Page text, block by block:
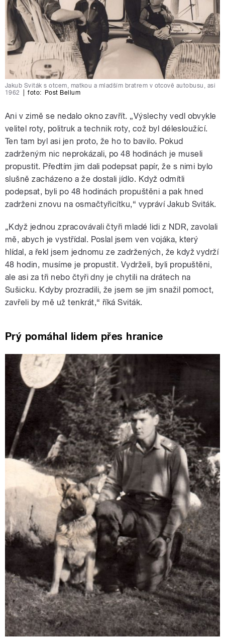
Jakub Sviták s otcem, matkou a mladším bratrem v otcově autobusu, asi
1962
foto: Post Bellum
Ani v zimě se nedalo okno zavřít. „Výslechy vedl obvykle
velitel roty, politruk a technik roty, což byl délesloužící.
Ten tam byl asi jen proto, že ho to bavilo. Pokud
zadrženým nic neprokázali, po 48 hodinách je museli
propustit. Předtím jim dali podepsat papír, že s nimi bylo
slušně zacházeno a že dostali jídlo. Když odmítli
podepsat, byli po 48 hodinách propuštěni a pak hned
zadrženi znovu na osmačtyřicítku,“ vypráví Jakub Sviták.
„Když jednou zpracovávali čtyři mladé lidi z NDR, zavolali
mě, abych je vystřídal. Poslal jsem ven vojáka, který
hlídal, a řekl jsem jednomu ze zadržených, že když vydrží
48 hodin, musíme je propustit. Vydrželi, byli propuštěni,
ale asi za tři nebo čtyři dny je chytili na drátech na
Sušicku. Kdyby prozradili, že jsem se jim snažil pomoct,
zavřeli by mě už tenkrát,“ říká Sviták.
Prý pomáhal lidem přes hranice